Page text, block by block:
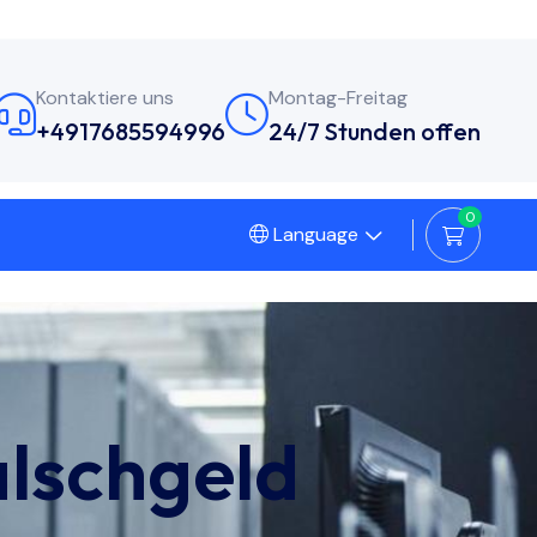
Kontaktiere uns
+4917685594996
Montag-Freitag
24/7 Stunden offen
Language
0